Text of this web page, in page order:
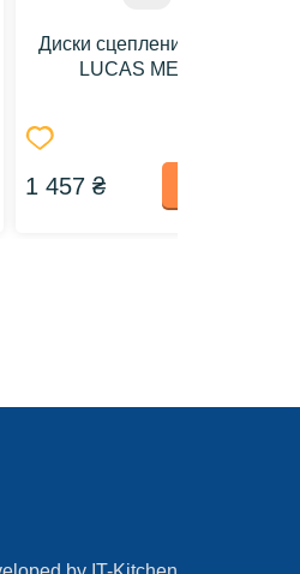
Диски сцепления стальные
LUCAS MES419-6
1 457 ₴